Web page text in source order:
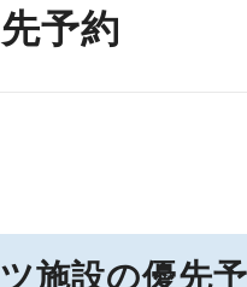
予約
施設の優先